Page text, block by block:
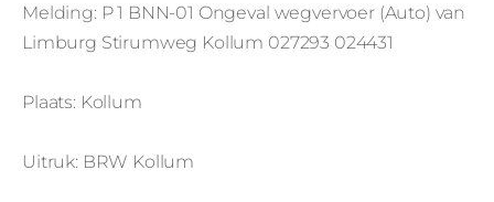
Melding: P 1 BNN-01 Ongeval wegvervoer (Auto) van
Limburg Stirumweg Kollum 027293 024431
Plaats: Kollum
Uitruk: BRW Kollum